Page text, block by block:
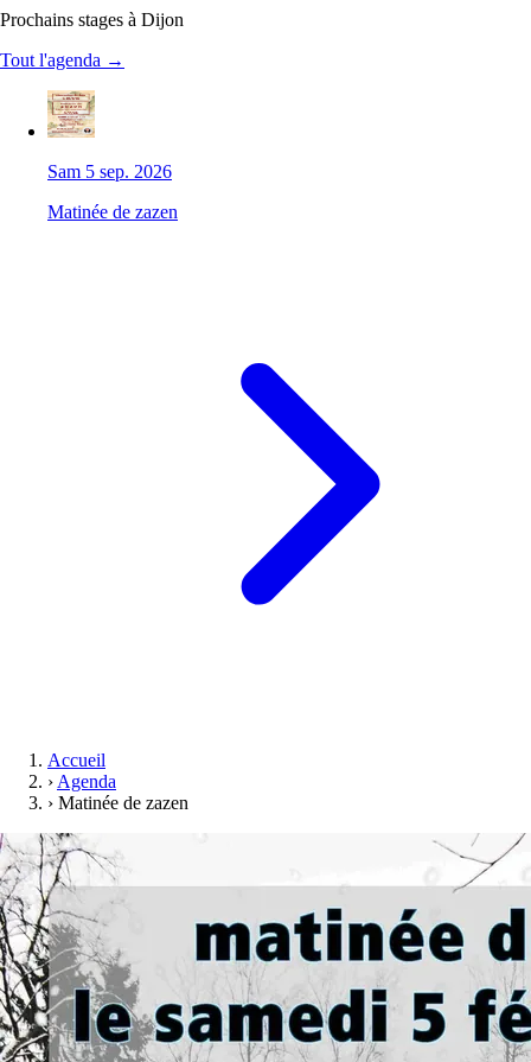
Prochains stages à Dijon
Tout l'agenda →
Sam 5 sep. 2026
Matinée de zazen
Accueil
› Agenda
› Matinée de zazen